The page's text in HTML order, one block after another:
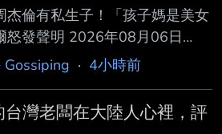
杰倫有私生子！「孩子媽是美女
發聲明 2026年08月06日
者田暐瑋／綜合報導 周杰倫近
日聲稱某華語樂壇 三字天王與
西安共同持股一家餐飲娛樂公
Gossiping · 4小時前
灣老闆在大陸人心裡，評